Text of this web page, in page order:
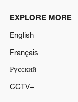
EXPLORE MORE
English
Français
Русский
CCTV+